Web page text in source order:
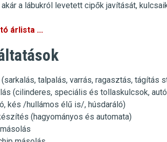
a lábukról levetett cipők javítását,
árlista ...
talpalás, varrás, ragasztás, tágítás
(cilinderes, speciális és tollaskulcsok,
kés /hullámos élű is/, húsdaráló)
(hagyományos és automata)